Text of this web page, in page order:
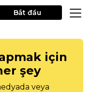
Bắt đầu
için
şey
veya